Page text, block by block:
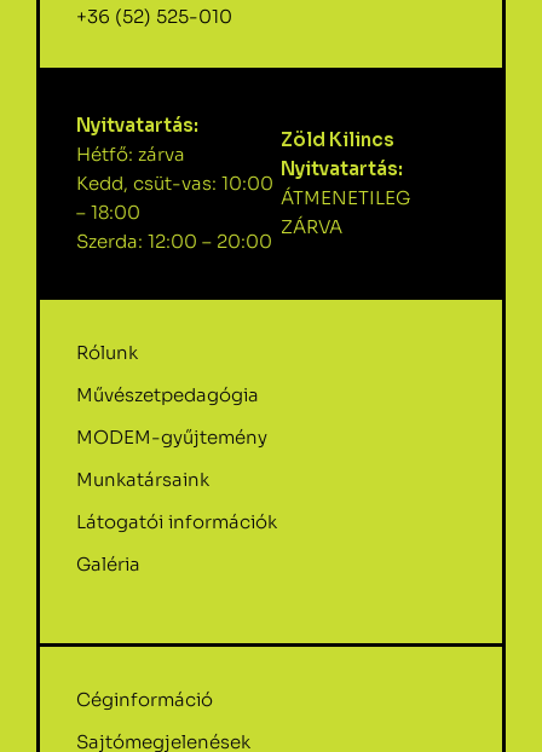
+36 (52) 525-010
Nyitvatartás:
Hétfő: zárva
Kedd, csüt-vas: 10:00
– 18:00
Szerda: 12:00 – 20:00
Zöld Kilincs
Nyitvatartás:
ÁTMENETILEG
ZÁRVA
Rólunk
Művészetpedagógia
MODEM-gyűjtemény
Munkatársaink
Látogatói információk
Galéria
Céginformáció
Sajtómegjelenések